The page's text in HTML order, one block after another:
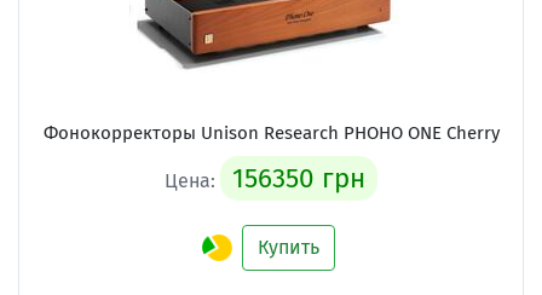
Фонокорректоры Unison Research PHOHO ONE Cherry
Цена: 156350 грн
Купить